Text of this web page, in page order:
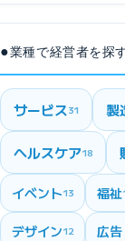
●業種で経営者を探
サービス31 製
ヘルスケア18
イベント13 福祉
デザイン12 広